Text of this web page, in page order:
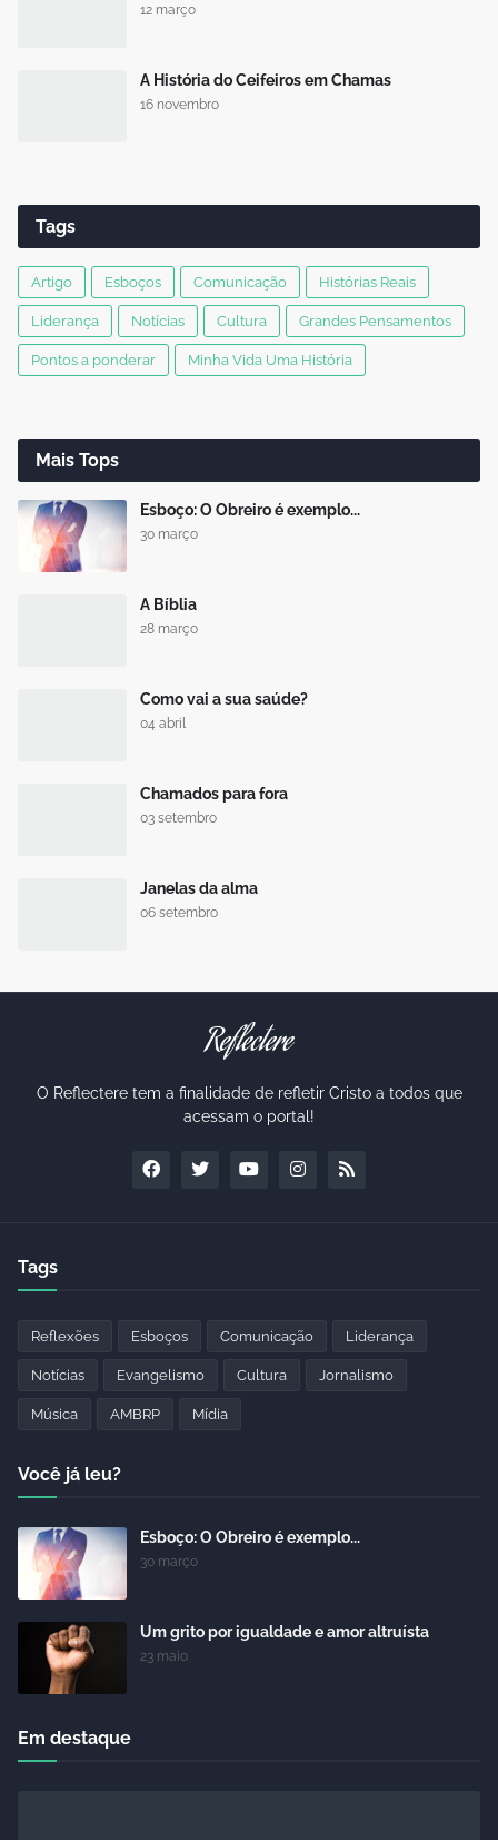
12 março
A História do Ceifeiros em Chamas
16 novembro
Tags
Artigo Esboços Comunicação Histórias Reais
Liderança Notícias Cultura Grandes Pensamentos
Pontos a ponderar Minha Vida Uma História
Mais Tops
Esboço: O Obreiro é exemplo...
30 março
A Bíblia
28 março
Como vai a sua saúde?
04 abril
Chamados para fora
03 setembro
Janelas da alma
06 setembro
O Reflectere tem a finalidade de refletir Cristo a todos que
acessam o portal!
Tags
Reflexões Esboços Comunicação Liderança
Notícias Evangelismo Cultura Jornalismo
Música AMBRP Mídia
Você já leu?
Esboço: O Obreiro é exemplo...
30 março
Um grito por igualdade e amor altruísta
23 maio
Em destaque